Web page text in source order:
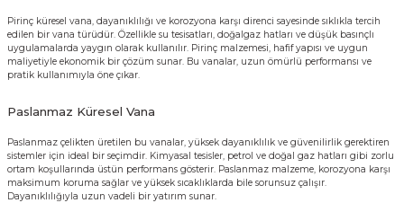
Pirinç küresel vana, dayanıklılığı ve korozyona karşı direnci sayesinde sıklıkla tercih
edilen bir vana türüdür. Özellikle su tesisatları, doğalgaz hatları ve düşük basınçlı
uygulamalarda yaygın olarak kullanılır. Pirinç malzemesi, hafif yapısı ve uygun
maliyetiyle ekonomik bir çözüm sunar. Bu vanalar, uzun ömürlü performansı ve
pratik kullanımıyla öne çıkar.
Paslanmaz Küresel Vana
Paslanmaz çelikten üretilen bu vanalar, yüksek dayanıklılık ve güvenilirlik gerektiren
sistemler için ideal bir seçimdir. Kimyasal tesisler, petrol ve doğal gaz hatları gibi zorlu
ortam koşullarında üstün performans gösterir. Paslanmaz malzeme, korozyona karşı
maksimum koruma sağlar ve yüksek sıcaklıklarda bile sorunsuz çalışır.
Dayanıklılığıyla uzun vadeli bir yatırım sunar.